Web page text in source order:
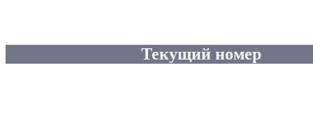
Текущий номер